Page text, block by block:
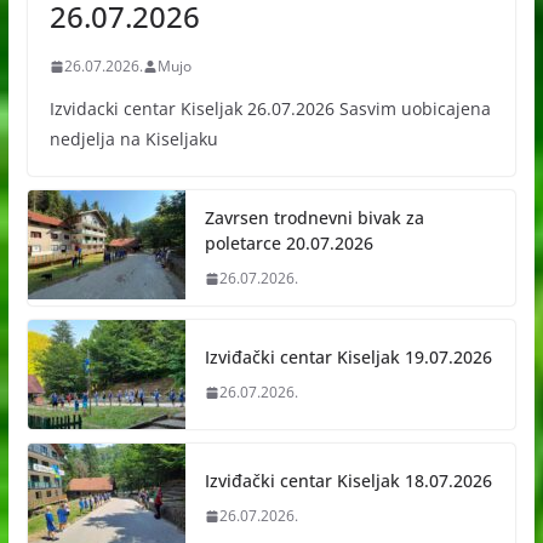
26.07.2026
26.07.2026. Mujo
Izvidacki centar Kiseljak 26.07.2026 Sasvim uobicajena
nedjelja na Kiseljaku
Zavrsen trodnevni bivak za
poletarce 20.07.2026
26.07.2026.
Izviđački centar Kiseljak 19.07.2026
26.07.2026.
Izviđački centar Kiseljak 18.07.2026
26.07.2026.